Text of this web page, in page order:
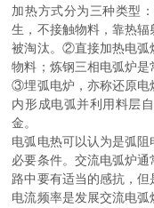
加热方式分为三种类型
生，不接触物料，靠热辐
被淘汰。②直接加热电弧
物料；炼钢三相电弧炉是
③埋弧电炉，亦称还原电
内形成电弧并利用料层
金。
电弧电热可以认为是弧
必要条件。交流电弧炉
路中要有适当的感抗，
电流频率是发展交流电